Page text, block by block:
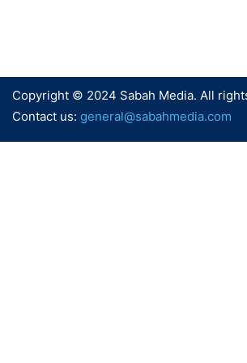
Copyright © 2024 Sabah Media. All
Contact us: general@sabahmedia.com